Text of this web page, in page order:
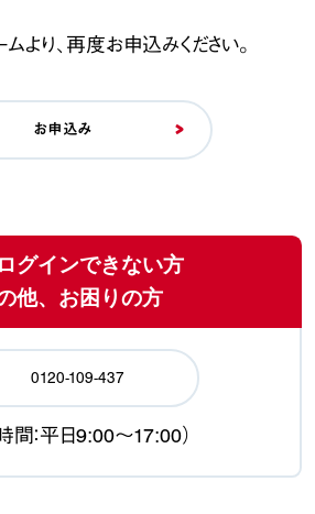
より、再度お申込みください。
お申込み
グインできない方
他、お困りの方
0120-109-437
間：平日9:00〜17:00）